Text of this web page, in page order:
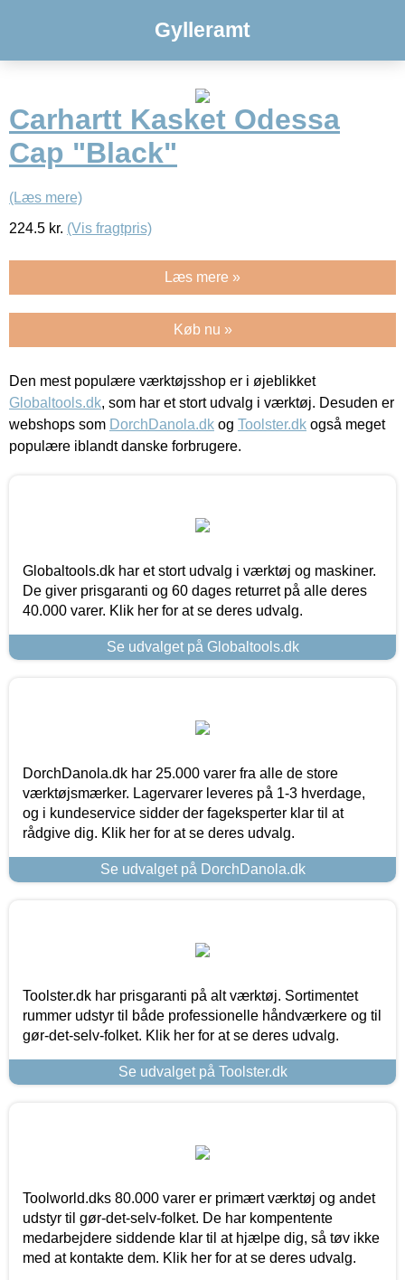
Gylleramt
Carhartt Kasket Odessa
Cap "Black"
(Læs mere)
224.5 kr. (Vis fragtpris)
Læs mere »
Køb nu »
Den mest populære værktøjsshop er i øjeblikket
Globaltools.dk, som har et stort udvalg i værktøj. Desuden er
webshops som DorchDanola.dk og Toolster.dk også meget
populære iblandt danske forbrugere.
Globaltools.dk har et stort udvalg i værktøj og maskiner.
De giver prisgaranti og 60 dages returret på alle deres
40.000 varer. Klik her for at se deres udvalg.
Se udvalget på Globaltools.dk
DorchDanola.dk har 25.000 varer fra alle de store
værktøjsmærker. Lagervarer leveres på 1-3 hverdage,
og i kundeservice sidder der fageksperter klar til at
rådgive dig. Klik her for at se deres udvalg.
Se udvalget på DorchDanola.dk
Toolster.dk har prisgaranti på alt værktøj. Sortimentet
rummer udstyr til både professionelle håndværkere og til
gør-det-selv-folket. Klik her for at se deres udvalg.
Se udvalget på Toolster.dk
Toolworld.dks 80.000 varer er primært værktøj og andet
udstyr til gør-det-selv-folket. De har kompentente
medarbejdere siddende klar til at hjælpe dig, så tøv ikke
med at kontakte dem. Klik her for at se deres udvalg.